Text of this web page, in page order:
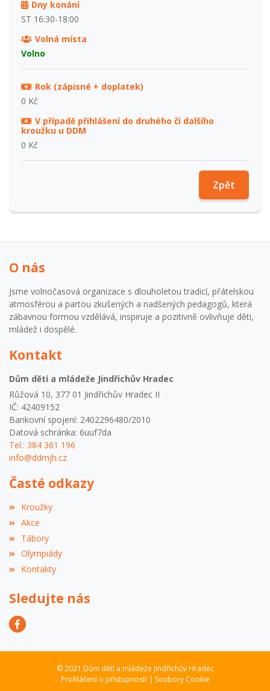
Dny konání
ST 16:30-18:00
Volná místa
Volno
Rok (zápisné + doplatek)
0 Kč
V případě přihlášení do druhého či dalšího
kroužku u DDM
0 Kč
Zpět
O nás
Jsme volnočasová organizace s dlouholetou tradicí, přátelskou
atmosférou a partou zkušených a nadšených pedagogů, která
zábavnou formou vzdělává, inspiruje a pozitivně ovlivňuje děti,
mládež i dospělé.
Kontakt
Dům dětí a mládeže Jindřichův Hradec
Růžová 10, 377 01 Jindřichův Hradec II
IČ: 42409152
Bankovní spojení: 2402296480/2010
Datová schránka: 6uuf7da
Tel.: 384 361 196
info@ddmjh.cz
Časté odkazy
Kroužky
Akce
Tábory
Olympiády
Kontakty
Sledujte nás
© 2021 Dům dětí a mládeže Jindřichův Hradec
Prohlášení o přístupnosti | Soubory Cookie